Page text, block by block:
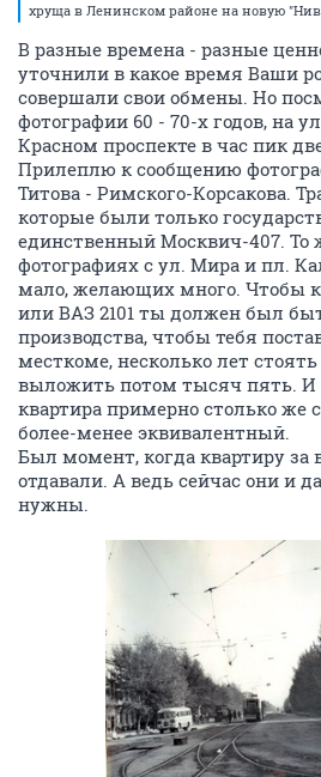
хруща в Ленинском районе на новую
В разные времена - разные
уточнили в какое время Ваши
совершали свои обмены. Но
фотографии 60 - 70-х годов, на
Красном проспекте в час пик
Прилеплю к сообщению
Титова - Римского-Корсакова.
которые были только
единственный Москвич-407. То
фотографиях с ул. Мира и пл.
мало, желающих много. Чтобы
или ВАЗ 2101 ты должен был
производства, чтобы тебя
месткоме, несколько лет
выложить потом тысяч пять. И
квартира примерно столько же
более-менее эквивалентный.
Был момент, когда квартиру за
отдавали. А ведь сейчас они и
нужны.